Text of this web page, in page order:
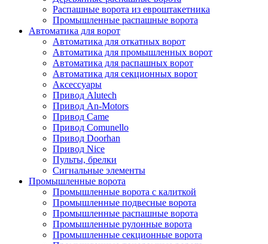
Распашные ворота из евроштакетника
Промышленные распашные ворота
Автоматика для ворот
Автоматика для откатных ворот
Автоматика для промышленных ворот
Автоматика для распашных ворот
Автоматика для секционных ворот
Аксессуары
Привод Alutech
Привод An-Motors
Привод Came
Привод Comunello
Привод Doorhan
Привод Nice
Пульты, брелки
Сигнальные элементы
Промышленные ворота
Промышленные ворота с калиткой
Промышленные подвесные ворота
Промышленные распашные ворота
Промышленные рулонные ворота
Промышленные секционные ворота